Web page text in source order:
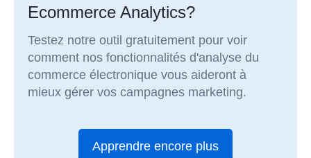
Ecommerce Analytics?
Testez notre outil gratuitement pour voir
comment nos fonctionnalités d'analyse du
commerce électronique vous aideront à
mieux gérer vos campagnes marketing.
Apprendre encore plus